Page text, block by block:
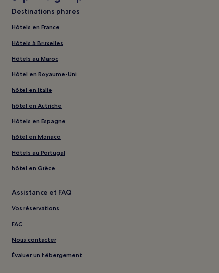
Destinations phares
Hôtels en France
Hôtels à Bruxelles
Hôtels au Maroc
Hôtel en Royaume-Uni
hôtel en Italie
hôtel en Autriche
Hôtels en Espagne
hôtel en Monaco
Hôtels au Portugal
hôtel en Grèce
Assistance et FAQ
Vos réservations
FAQ
Nous contacter
Évaluer un hébergement